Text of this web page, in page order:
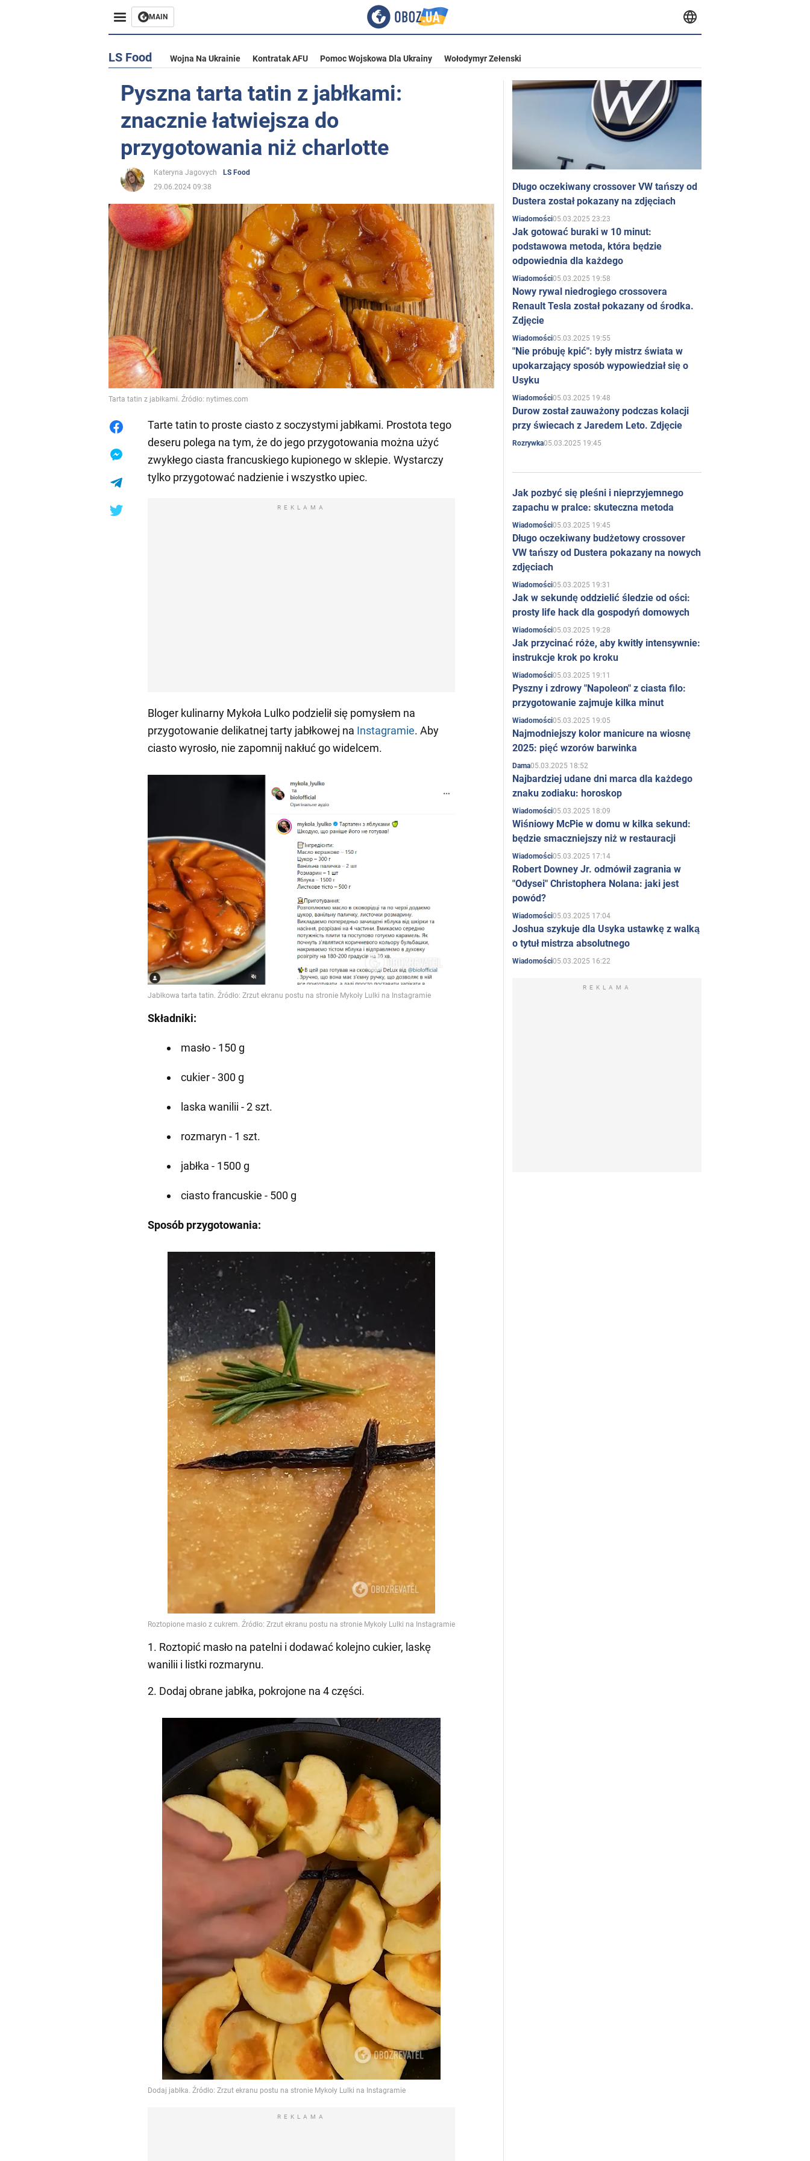
MAIN
LS Food Wojna Na Ukrainie Kontratak AFU Pomoc Wojskowa Dla Ukrainy Wołodymyr Zełenski
Pyszna tarta tatin z jabłkami:
znacznie łatwiejsza do
przygotowania niż charlotte
Kateryna Jagovych
LS Food
29.06.2024 09:38
Tarta tatin z jabłkami. Źródło: nytimes.com
Tarte tatin to proste ciasto z soczystymi jabłkami. Prostota tego
deseru polega na tym, że do jego przygotowania można użyć
zwykłego ciasta francuskiego kupionego w sklepie. Wystarczy
tylko przygotować nadzienie i wszystko upiec.
REKLAMA
Bloger kulinarny Mykoła Lulko podzielił się pomysłem na
przygotowanie delikatnej tarty jabłkowej na Instagramie. Aby
ciasto wyrosło, nie zapomnij nakłuć go widelcem.
Składniki:
masło - 150 g
cukier - 300 g
laska wanilii - 2 szt.
rozmaryn - 1 szt.
jabłka - 1500 g
ciasto francuskie - 500 g
Sposób przygotowania:
1. Roztopić masło na patelni i dodawać kolejno cukier, laskę
wanilii i listki rozmarynu.
2. Dodaj obrane jabłka, pokrojone na 4 części.
REKLAMA
Długo oczekiwany crossover VW tańszy od
Dustera został pokazany na zdjęciach
Wiadomości05.03.2025 23:23
Jak gotować buraki w 10 minut:
podstawowa metoda, która będzie
odpowiednia dla każdego
Wiadomości05.03.2025 19:58
Nowy rywal niedrogiego crossovera
Renault Tesla został pokazany od środka.
Zdjęcie
Wiadomości05.03.2025 19:55
"Nie próbuję kpić": były mistrz świata w
upokarzający sposób wypowiedział się o
Usyku
Wiadomości05.03.2025 19:48
Durow został zauważony podczas kolacji
przy świecach z Jaredem Leto. Zdjęcie
Rozrywka05.03.2025 19:45
Jak pozbyć się pleśni i nieprzyjemnego
zapachu w pralce: skuteczna metoda
Wiadomości05.03.2025 19:45
Długo oczekiwany budżetowy crossover
VW tańszy od Dustera pokazany na nowych
zdjęciach
Wiadomości05.03.2025 19:31
Jak w sekundę oddzielić śledzie od ości:
prosty life hack dla gospodyń domowych
Wiadomości05.03.2025 19:28
Jak przycinać róże, aby kwitły intensywnie:
instrukcje krok po kroku
Wiadomości05.03.2025 19:11
Pyszny i zdrowy "Napoleon" z ciasta filo:
przygotowanie zajmuje kilka minut
Wiadomości05.03.2025 19:05
Najmodniejszy kolor manicure na wiosnę
2025: pięć wzorów barwinka
Dama05.03.2025 18:52
Najbardziej udane dni marca dla każdego
znaku zodiaku: horoskop
Wiadomości05.03.2025 18:09
Wiśniowy McPie w domu w kilka sekund:
będzie smaczniejszy niż w restauracji
Wiadomości05.03.2025 17:14
Robert Downey Jr. odmówił zagrania w
"Odysei" Christophera Nolana: jaki jest
powód?
Wiadomości05.03.2025 17:04
Joshua szykuje dla Usyka ustawkę z walką
o tytuł mistrza absolutnego
Wiadomości05.03.2025 16:22
REKLAMA